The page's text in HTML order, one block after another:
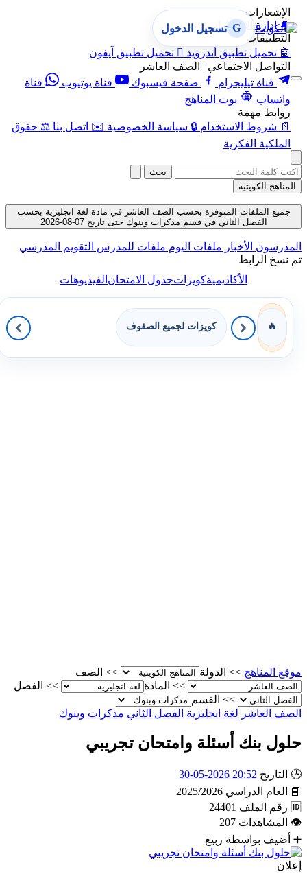
الإشعارات
🔔 إدارة الإشعارات
التطبيقات
🤖 تحميل تطبيق أندرويد  تحميل تطبيق آيفون
التواصل الاجتماعي | الصف العاشر
قناة تيليجرام
صفحة فيسبوك قناة يوتيوب
قناة
واتساب
بوت المناهج
روابط مهمة
📄 شروط الاستخدام 🔒 سياسة الخصوصية ✉️ اتصل بنا ⚖️ حقوق
الملكية الفكرية
G تسجيل الدخول
بحث
المناهج الكويتية
جميع الملفات المتوفرة بحسب الصف العاشر في مادة لغة انجليزية بحسب
الفصل الثاني في قسم مذكرات وبنوك حتى تاريخ 07-08-2026
المدرسون الأخبار ملفات اليوم ملفات للمدرس التقويم المدرسي
تم نسخ الرابط
الأكاديميةكويزاتجدول الامتحانالفيديوهات
🔥 كويزات لجميع الصفوف
موقع المناهج >> الدولة >>
الصف
>>
المادة >>
الفصل
>>
القسم
الصف العاشر لغة انجليزية الفصل الثاني مذكرات وبنوك
حلول بنك أسئلة وامتحان تجريبي
🕒 التاريخ 20:52 2026-05-30
📘
العام الدراسي 2025/2026
🆔 رقم الملف 24401
👁
المشاهدات 207
➕
أضيف بواسطة ربيع
إعلان